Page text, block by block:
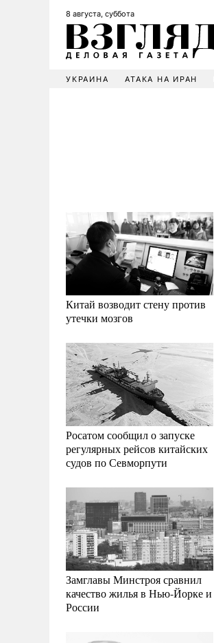
8 августа, суббота
УКРАИНА АТАКА НА ИРАН
Китай возводит стену против
утечки мозгов
Росатом сообщил о запуске
регулярных рейсов китайских
судов по Севморпути
Замглавы Минстроя сравнил
качество жилья в Нью-Йорке и
России